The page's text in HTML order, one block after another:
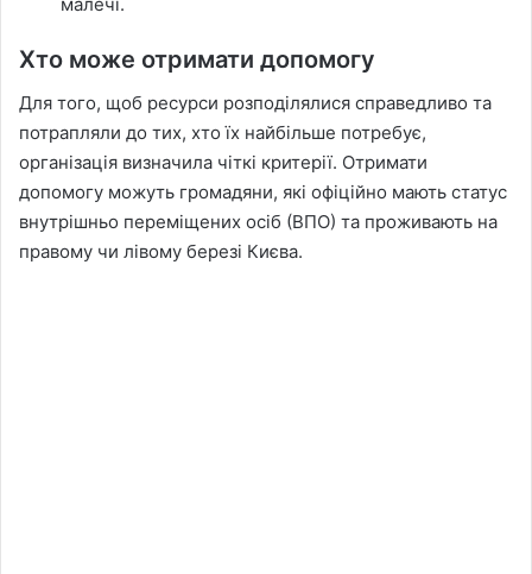
Хто може отримати допомогу
Для того, щоб ресурси розподілялися справедливо та
потрапляли до тих, хто їх найбільше потребує,
організація визначила чіткі критерії. Отримати
допомогу можуть громадяни, які офіційно мають статус
внутрішньо переміщених осіб (ВПО) та проживають на
правому чи лівому березі Києва.